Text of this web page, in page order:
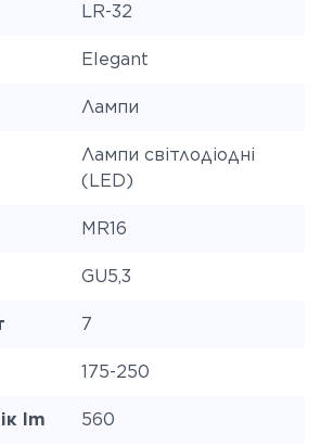
LR-32
Elegant
Лампи
Лампи світлодіодні
(LED)
MR16
GU5,3
7
175-250
lm 560